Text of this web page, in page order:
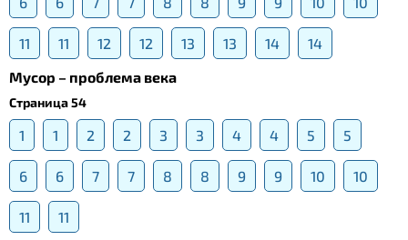
11 11 12 12 13 13 14
14
Мусор – проблема века
Страница 54
1 1 2 2 3 3 4 4 5 5
6 6 7 7 8 8 9 9 10 10
11 11